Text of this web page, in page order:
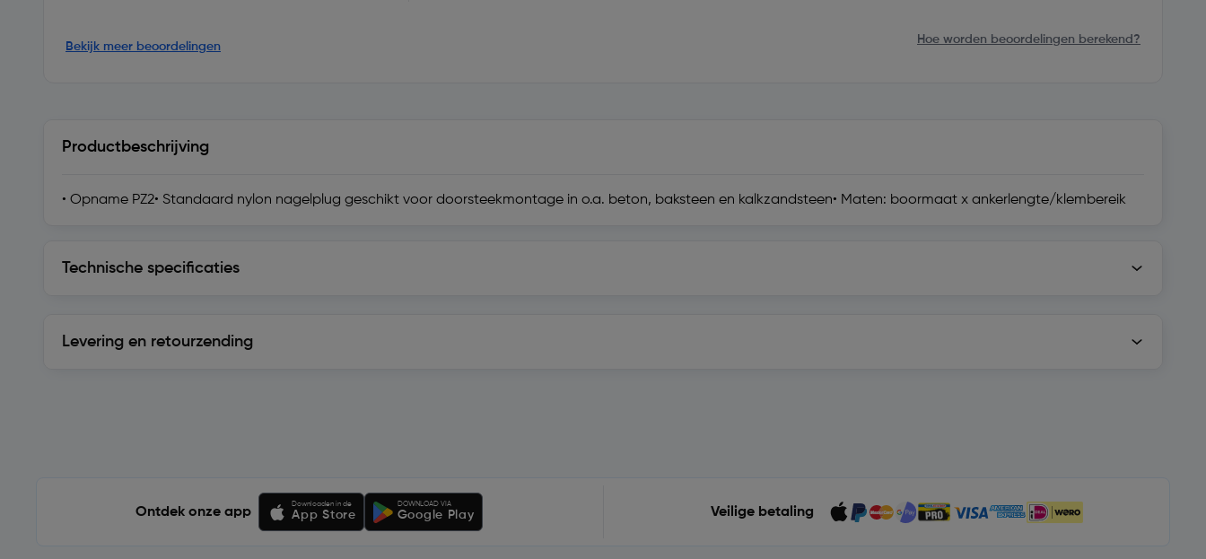
Bekijk meer beoordelingen
Hoe worden beoordelingen berekend?
Productbeschrijving
• Opname PZ2• Standaard nylon nagelplug geschikt voor doorsteekmontage in o.a. beton, baksteen en kalkzandsteen• Maten: boormaat x ankerlengte/klembereik
Technische specificaties
Levering en retourzending
Ontdek onze app
Downloaden in de
App Store
DOWNLOAD VIA
Google Play Veilige betaling